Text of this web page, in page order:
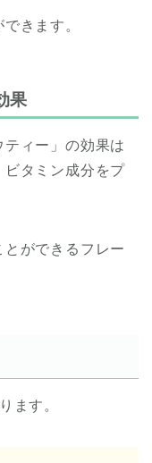
きます。
果
ィー」の効果は
ビタミン成分をプ
ができるフレー
ます。